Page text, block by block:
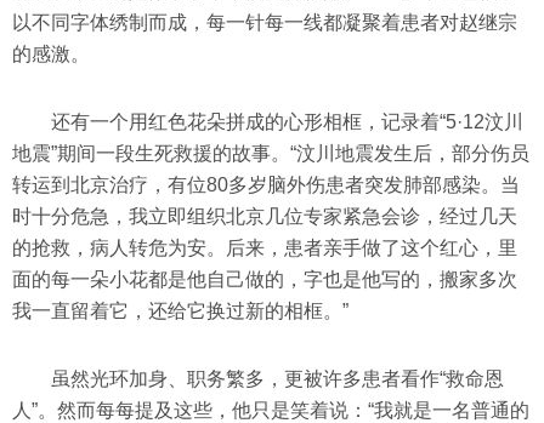
以不同字体绣制而成，每一针每一线都凝聚着患者对赵继宗
的感激。
还有一个用红色花朵拼成的心形相框，记录着“5·12汶川
地震”期间一段生死救援的故事。“汶川地震发生后，部分伤员
转运到北京治疗，有位80多岁脑外伤患者突发肺部感染。当
时十分危急，我立即组织北京几位专家紧急会诊，经过几天
的抢救，病人转危为安。后来，患者亲手做了这个红心，里
面的每一朵小花都是他自己做的，字也是他写的，搬家多次
我一直留着它，还给它换过新的相框。”
虽然光环加身、职务繁多，更被许多患者看作“救命恩
人”。然而每每提及这些，他只是笑着说：“我就是一名普通的